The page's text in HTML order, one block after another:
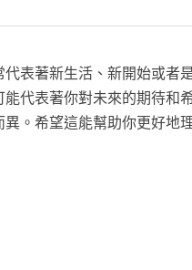
代表著新生活、新開始或者
代表著你對未來的期待和
。希望這能幫助你更好地